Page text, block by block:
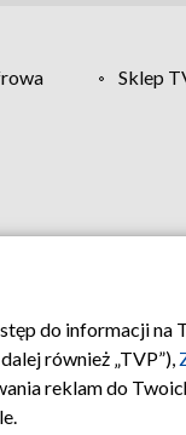
Sklep
do informacji na
również „TVP”),
reklam do